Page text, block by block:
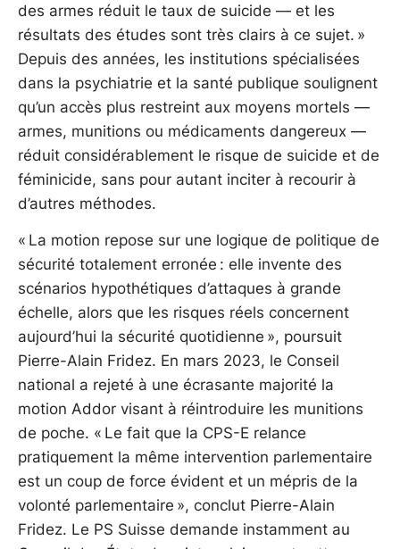
des armes réduit le taux de suicide — et les
résultats des études sont très clairs à ce sujet. »
Depuis des années, les institutions spécialisées
dans la psychiatrie et la santé publique soulignent
qu’un accès plus restreint aux moyens mortels —
armes, munitions ou médicaments dangereux —
réduit considérablement le risque de suicide et de
féminicide, sans pour autant inciter à recourir à
d’autres méthodes.
« La motion repose sur une logique de politique de
sécurité totalement erronée : elle invente des
scénarios hypothétiques d’attaques à grande
échelle, alors que les risques réels concernent
aujourd’hui la sécurité quotidienne », poursuit
Pierre-Alain Fridez. En mars 2023, le Conseil
national a rejeté à une écrasante majorité la
motion Addor visant à réintroduire les munitions
de poche. « Le fait que la CPS-E relance
pratiquement la même intervention parlementaire
est un coup de force évident et un mépris de la
volonté parlementaire », conclut Pierre-Alain
Fridez. Le PS Suisse demande instamment au